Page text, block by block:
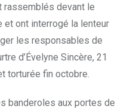
devant le
et ont interrogé la lenteur
les responsables de
d’Évelyne Sincère, 21
torturée fin octobre.
banderoles aux portes de